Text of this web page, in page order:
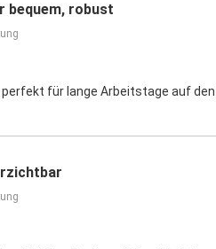
bequem, robust
perfekt für lange Arbeitstage auf den